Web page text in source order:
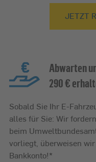
JETZT
Abwarten
290 €
Sobald Sie Ihr E-
alles für Sie: Wir
beim
vorliegt, überweisen
Bankkonto!*